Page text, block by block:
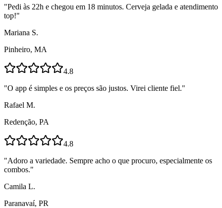
"Pedi às 22h e chegou em 18 minutos. Cerveja gelada e atendimento
top!"
Mariana S.
Pinheiro, MA
4.8
"O app é simples e os preços são justos. Virei cliente fiel."
Rafael M.
Redenção, PA
4.8
"Adoro a variedade. Sempre acho o que procuro, especialmente os
combos."
Camila L.
Paranavaí, PR